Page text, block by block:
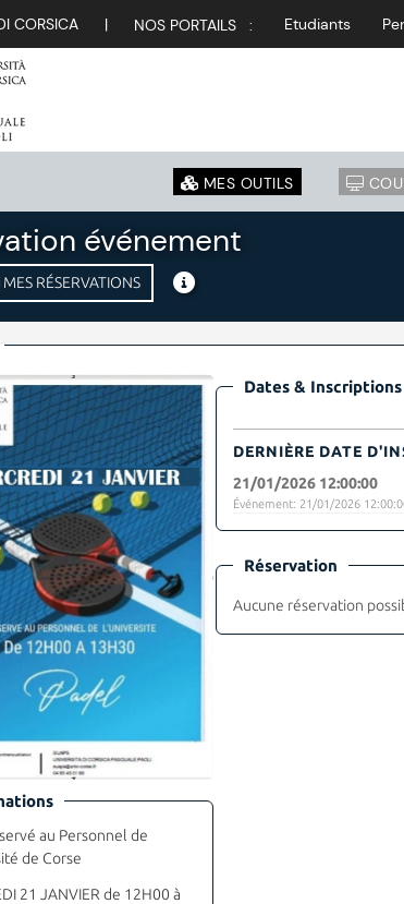
CORSICA | NOS PORTAILS : Etudiants
MES OUTILS
événement
MES RÉSERVATIONS
au Personnel de
de Corse
21 JANVIER de 12H00 à
Dates & Inscriptions
DERNIÈRE DATE
21/01/2026 12:00:00
Événement: 21/01/2026
Réservation
Aucune réservation